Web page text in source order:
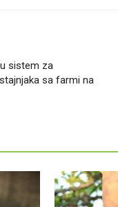
sistem za
sa farmi na